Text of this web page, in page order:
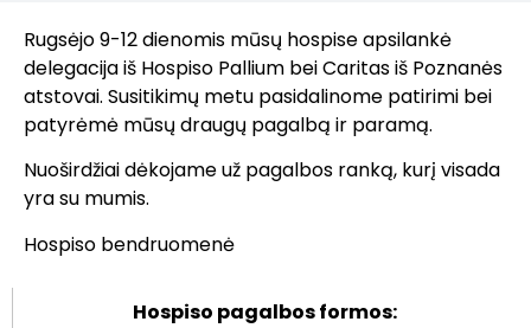
Rugsėjo 9-12 dienomis mūsų hospise apsilankė
delegacija iš Hospiso Pallium bei Caritas iš Poznanės
atstovai. Susitikimų metu pasidalinome patirimi bei
patyrėmė mūsų draugų pagalbą ir paramą.
Nuoširdžiai dėkojame už pagalbos ranką, kurį visada
yra su mumis.
Hospiso bendruomenė
Hospiso pagalbos formos: